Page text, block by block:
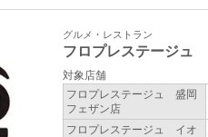
グルメ・レストラン
フロプレステージュ
対象店舗
フロプレステージュ 盛岡
フェザン店
フロプレステージュ イオ